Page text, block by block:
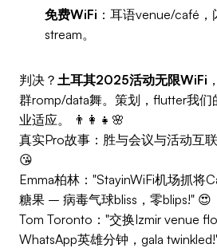
免费WiFi ：耳语venue/café
stream。
判决？ 土耳其2025活动无限WiFi
群romp/data舞。策划，flutter我们
业适应。 👨‍👩‍👧🌸
真实Pro故事：胜与会议与活动互
😘
Emma柏林："StayinWiFi机场抓将
糖果 – 病毒气球bliss，零blips!" 😍
Tom Toronto："交换Izmir venue
WhatsApp英雄分钟，gala